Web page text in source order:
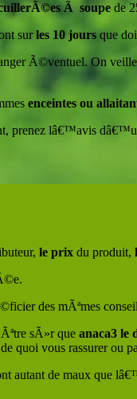
Ã soupe de
surles 10 jours que
Ã©ventuel. On
enceintes ou
prenez lâ€™avis
le prix du produit,
des mÃªmes
sÃ»r que anaca3 le
quoi vous rassurer ou
autant de maux que